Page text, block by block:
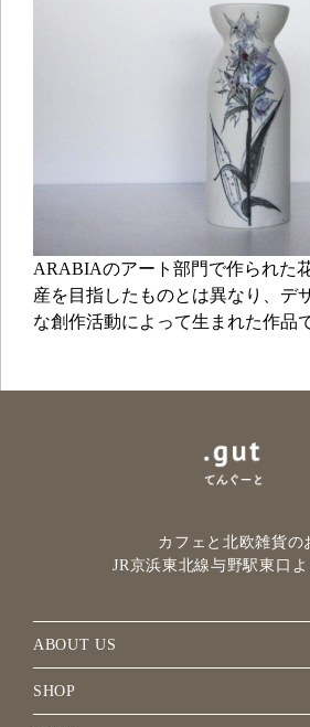
ARABIAのアート部門で作られた
産を目指したものとは異なり、デ
な創作活動によって生まれた作品
カフェと北欧雑貨の
JR京浜東北線与野駅東口
ABOUT US
SHOP